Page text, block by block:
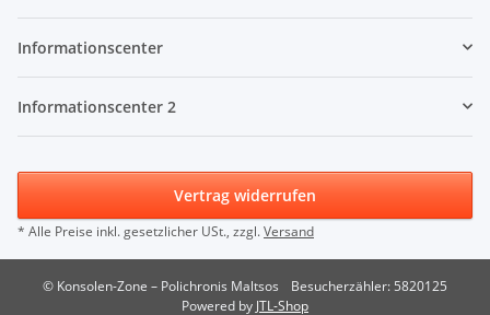
Informationscenter
Informationscenter 2
Vertrag widerrufen
* Alle Preise inkl. gesetzlicher USt., zzgl.Versand
© Konsolen-Zone – Polichronis Maltsos
Besucherzähler: 5820125
Powered by JTL-Shop